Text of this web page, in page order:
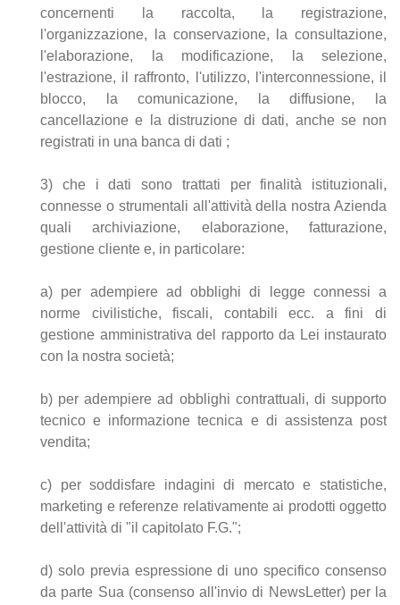
concernenti la raccolta, la registrazione,
l'organizzazione, la conservazione, la consultazione,
l'elaborazione, la modificazione, la selezione,
l'estrazione, il raffronto, l'utilizzo, l'interconnessione, il
blocco, la comunicazione, la diffusione, la
cancellazione e la distruzione di dati, anche se non
registrati in una banca di dati ;
3) che i dati sono trattati per finalità istituzionali,
connesse o strumentali all'attività della nostra Azienda
quali archiviazione, elaborazione, fatturazione,
gestione cliente e, in particolare:
a) per adempiere ad obblighi di legge connessi a
norme civilistiche, fiscali, contabili ecc. a fini di
gestione amministrativa del rapporto da Lei instaurato
con la nostra società;
b) per adempiere ad obblighi contrattuali, di supporto
tecnico e informazione tecnica e di assistenza post
vendita;
c) per soddisfare indagini di mercato e statistiche,
marketing e referenze relativamente ai prodotti oggetto
dell'attività di "il capitolato F.G.";
d) solo previa espressione di uno specifico consenso
da parte Sua (consenso all'invio di NewsLetter) per la